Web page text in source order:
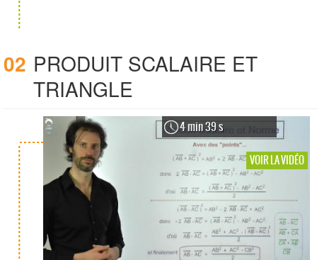
02 PRODUIT SCALAIRE ET
TRIANGLE
4 min 39 s
VOIR LA VIDÉO